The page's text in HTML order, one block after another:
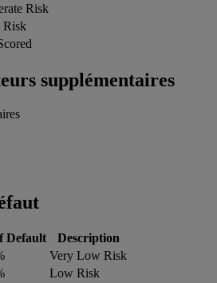
Risk
Risk
supplémentaires
Default
Description
Very Low Risk
Low Risk